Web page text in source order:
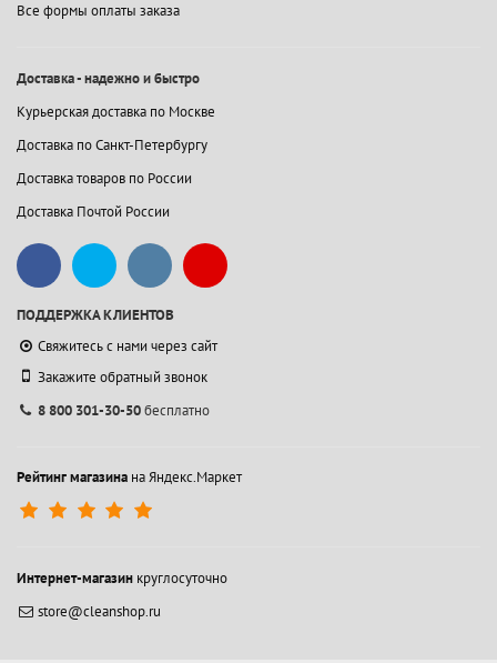
Все формы оплаты заказа
Доставка - надежно и быстро
Курьерская доставка по Москве
Доставка по Санкт-Петербургу
Доставка товаров по России
Доставка Почтой России
ПОДДЕРЖКА КЛИЕНТОВ
Свяжитесь с нами через сайт
Закажите обратный звонок
8 800 301-30-50бесплатно
Рейтинг магазина на Яндекс.Маркет
Интернет-магазин круглосуточно
store@cleanshop.ru